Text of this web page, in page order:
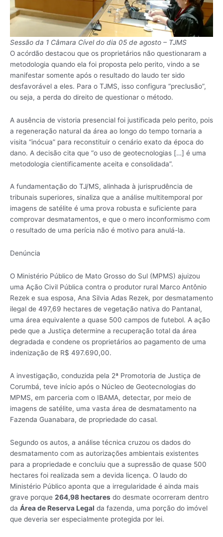
Sessão da 1 Câmara Cível do dia 05 de agosto – TJMS
O acórdão destacou que os proprietários não questionaram a
metodologia quando ela foi proposta pelo perito, vindo a se
manifestar somente após o resultado do laudo ter sido
desfavorável a eles. Para o TJMS, isso configura “preclusão”,
ou seja, a perda do direito de questionar o método.
A ausência de vistoria presencial foi justificada pelo perito, pois
a regeneração natural da área ao longo do tempo tornaria a
visita “inócua” para reconstituir o cenário exato da época do
dano. A decisão cita que “o uso de geotecnologias […] é uma
metodologia cientificamente aceita e consolidada”.
A fundamentação do TJ/MS, alinhada à jurisprudência de
tribunais superiores, sinaliza que a análise multitemporal por
imagens de satélite é uma prova robusta e suficiente para
comprovar desmatamentos, e que o mero inconformismo com
o resultado de uma perícia não é motivo para anulá-la.
Denúncia
O Ministério Público de Mato Grosso do Sul (MPMS) ajuizou
uma Ação Civil Pública contra o produtor rural Marco Antônio
Rezek e sua esposa, Ana Silvia Adas Rezek, por desmatamento
ilegal de 497,69 hectares de vegetação nativa do Pantanal,
uma área equivalente a quase 500 campos de futebol. A ação
pede que a Justiça determine a recuperação total da área
degradada e condene os proprietários ao pagamento de uma
indenização de R$ 497.690,00.
A investigação, conduzida pela 2ª Promotoria de Justiça de
Corumbá, teve início após o Núcleo de Geotecnologias do
MPMS, em parceria com o IBAMA, detectar, por meio de
imagens de satélite, uma vasta área de desmatamento na
Fazenda Guanabara, de propriedade do casal.
Segundo os autos, a análise técnica cruzou os dados do
desmatamento com as autorizações ambientais existentes
para a propriedade e concluiu que a supressão de quase 500
hectares foi realizada sem a devida licença. O laudo do
Ministério Público aponta que a irregularidade é ainda mais
grave porque 264,98 hectares do desmate ocorreram dentro
da Área de Reserva Legal da fazenda, uma porção do imóvel
que deveria ser especialmente protegida por lei.